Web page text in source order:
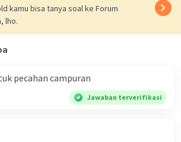
kamu bisa tanya soal ke Forum
lho.
pecahan campuran
Jawaban terverifikasi